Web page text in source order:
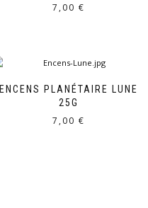
7,00 €
ENCENS PLANÉTAIRE LUNE
25G
7,00 €